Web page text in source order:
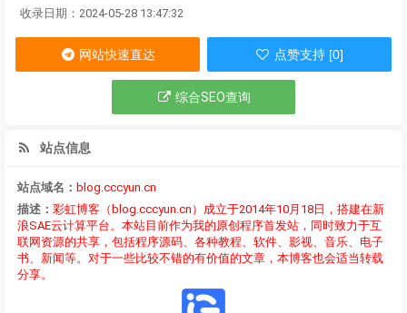
收录日期：2024-05-28 13:47:32
网站快速直达 点赞支持 [0]
综合SEO查询
站点信息
站点域名： blog.cccyun.cn
描述： 彩虹博客（blog.cccyun.cn）成立于2014年10月18日，搭建在新
浪SAE云计算平台。本站目前作为我的原创程序首发站，同时致力于互
联网资源的共享，包括程序源码、各种教程、软件、影视、音乐、电子
书、新闻等。对于一些比较不错的有价值的文章，本博客也会适当转载
分享。